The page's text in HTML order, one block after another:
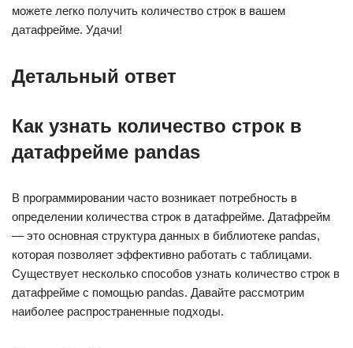
можете легко получить количество строк в вашем
датафрейме. Удачи!
Детальный ответ
Как узнать количество строк в
датафрейме pandas
В программировании часто возникает потребность в
определении количества строк в датафрейме. Датафрейм
— это основная структура данных в библиотеке pandas,
которая позволяет эффективно работать с таблицами.
Существует несколько способов узнать количество строк в
датафрейме с помощью pandas. Давайте рассмотрим
наиболее распространенные подходы.